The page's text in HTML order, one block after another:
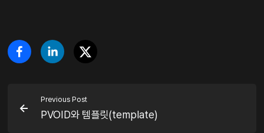
Previous Post
PVOID와 템플릿(template)